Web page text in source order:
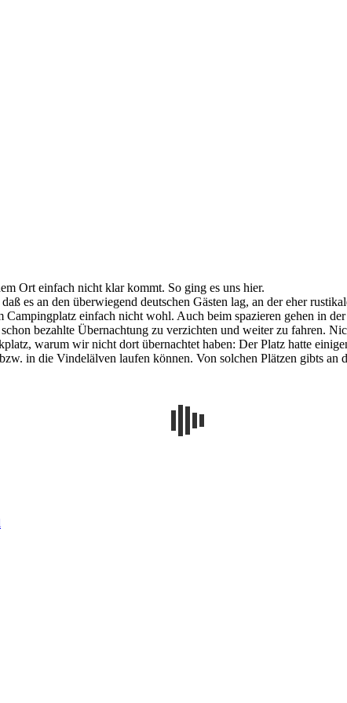
Ort einfach nicht klar kommt. So ging es uns hier.
es an den überwiegend deutschen Gästen lag, an der eher
einfach nicht wohl. Auch beim spazieren gehen in
bezahlte Übernachtung zu verzichten und weiter zu fahren.
warum wir nicht dort übernachtet haben: Der Platz hatte
in die Vindelälven laufen können. Von solchen Plätzen gibts